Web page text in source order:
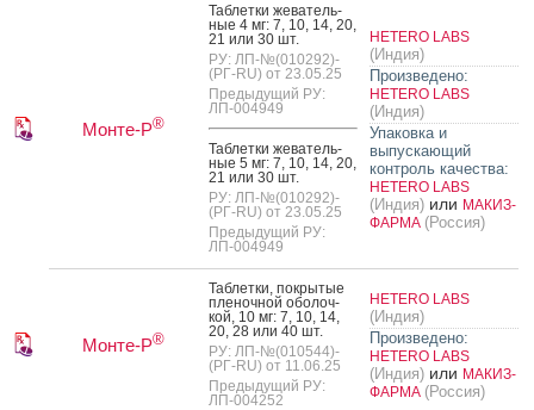
Монте-Р®
Таб­летки же­ватель­
ные 4 мг: 7, 10, 14, 20,
21 или 30 шт.
РУ: ЛП-№(010292)-
(РГ-RU) от 23.05.25
Предыдущий РУ:
ЛП-004949
Таб­летки же­ватель­
ные 5 мг: 7, 10, 14, 20,
21 или 30 шт.
РУ: ЛП-№(010292)-
(РГ-RU) от 23.05.25
Предыдущий РУ:
ЛП-004949
HETERO LABS
(Индия)
Произведено:
HETERO LABS
(Индия)
Упаковка и
выпускающий
контроль качества:
HETERO LABS
(Индия) или МАКИЗ-
ФАРМА (Россия)
Монте-Р®
Таб­летки, пок­ры­тые
пле­ноч­ной обо­лоч­
кой, 10 мг: 7, 10, 14,
20, 28 или 40 шт.
РУ: ЛП-№(010544)-
(РГ-RU) от 11.06.25
Предыдущий РУ:
ЛП-004252
HETERO LABS
(Индия)
Произведено:
HETERO LABS
(Индия) или МАКИЗ-
ФАРМА (Россия)